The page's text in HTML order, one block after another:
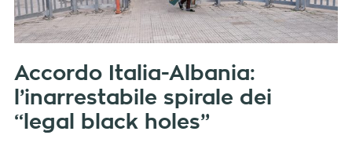
Accordo Italia-Albania:
l’inarrestabile spirale dei
“legal black holes”